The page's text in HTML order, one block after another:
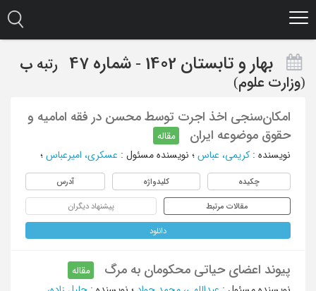
بهار و تابستان 1402 - شماره 47 رتبه ب
(وزارت علوم)
امکان‌سنجی اخذ اجرت توسط محسن در فقه امامیه و
حقوق موضوعه ایران
مقاله
نویسنده : کریمی، عباس ؛ نویسنده مسئول : عسکری، امیرعباس ؛
چکیده کلیدواژه آدرس
مقالات مرتبط پیشنهاد دیگران
دانلود
پیوند اعضای حیاتی محکومان به مرگ
مقاله